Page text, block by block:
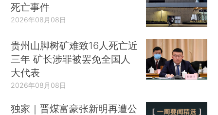
死亡事件
2026年08月08日
贵州山脚树矿难致16人死亡近
三年 矿长涉罪被罢免全国人
大代表
2026年08月08日
独家｜晋煤富豪张新明再遭公